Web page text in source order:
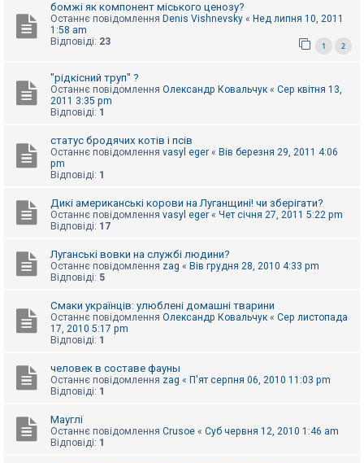
у
о
о
г
бомжі як компонент міського ценозу?
Останнє повідомлення Denis Vishnevsky « Нед липня 10, 2011
1:58 am
Відповіді: 23 1 2
"рідкісний труп" ?
Останнє повідомлення Олександр Ковальчук « Сер квітня 13,
2011 3:35 pm
Відповіді: 1
статус бродячих котів і псів
Останнє повідомлення vasyl eger « Вів березня 29, 2011 4:06
pm
Відповіді: 1
Дикі американські корови на Луганщині! чи зберігати?
Останнє повідомлення vasyl eger « Чет січня 27, 2011 5:22 pm
Відповіді: 17
Луганські вовки на службі людини?
Останнє повідомлення zag « Вів грудня 28, 2010 4:33 pm
Відповіді: 5
Смаки українців: улюблені домашні тварини
Останнє повідомлення Олександр Ковальчук « Сер листопада
17, 2010 5:17 pm
Відповіді: 1
человек в составе фауны
Останнє повідомлення zag « П'ят серпня 06, 2010 11:03 pm
Відповіді: 1
Мауглі
Останнє повідомлення Crusoe « Суб червня 12, 2010 1:46 am
Відповіді: 1